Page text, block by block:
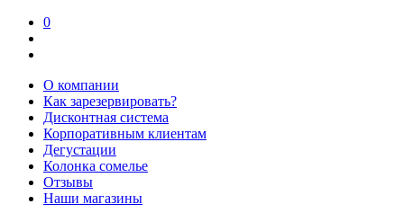
0
О компании
Как зарезервировать?
Дисконтная система
Корпоративным клиентам
Дегустации
Колонка сомелье
Отзывы
Наши магазины